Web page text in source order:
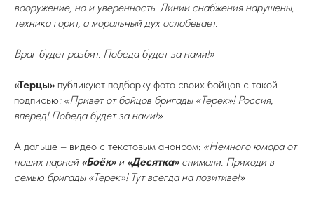
вооружение, но и уверенность. Линии снабжения нарушены,
техника горит, а моральный дух ослабевает.
Враг будет разбит. Победа будет за нами!»
«Терцы» публикуют подборку фото своих бойцов с такой
подписью: «Привет от бойцов бригады «Терек»! Россия,
вперед! Победа будет за нами!»
А дальше – видео с текстовым анонсом: «Немного юмора от
наших парней «Боёк»и «Десятка»снимали. Приходи в
семью бригады «Терек»! Тут всегда на позитиве!»